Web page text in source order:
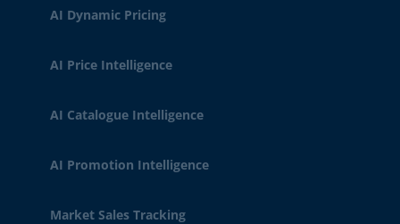
AI Dynamic Pricing
AI Price Intelligence
AI Catalogue Intelligence
AI Promotion Intelligence
Market Sales Tracking